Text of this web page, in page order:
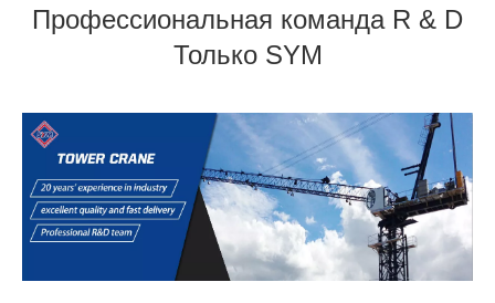
Профессиональная команда R & D
Только SYM